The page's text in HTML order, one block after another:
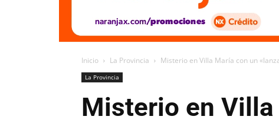
Inicio La Provincia Misterio en Villa María con un
La Provincia
Misterio en Villa